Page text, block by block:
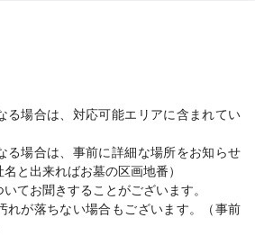
る場合は、対応可能エリアに含まれてい
る場合は、事前に詳細な場所をお知らせ
と出来ればお墓の区画地番）
てお聞きすることがございます。
れが落ちない場合もございます。（事前